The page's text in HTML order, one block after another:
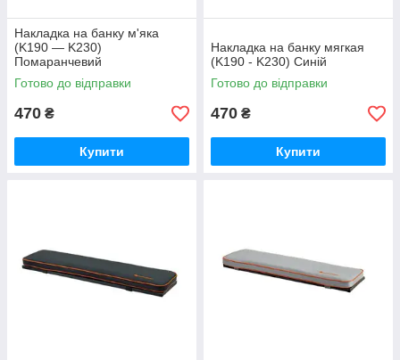
Накладка на банку м'яка
(K190 — K230)
Помаранчевий
Готово до відправки
470 ₴
Купити
Накладка на банку мягкая
(K190 - K230) Синій
Готово до відправки
470 ₴
Купити